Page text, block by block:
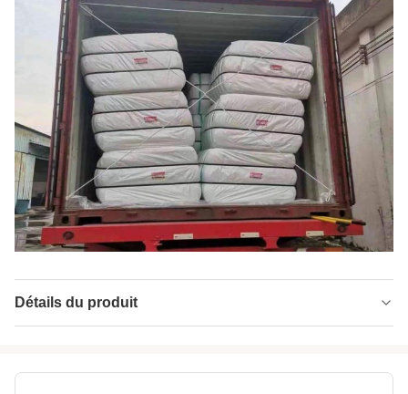
Détails du produit
Material: animal familier réutilisé